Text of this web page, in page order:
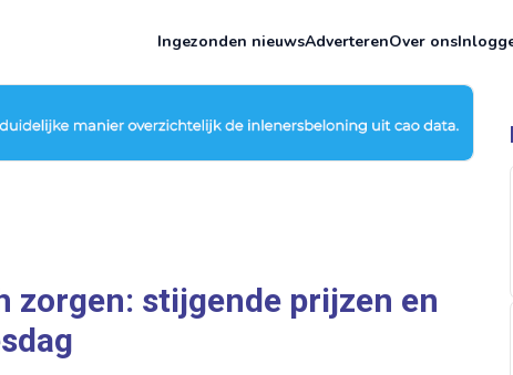
Ingezonden nieuwsAdverterenOver ons
zorgen: stijgende prijzen en